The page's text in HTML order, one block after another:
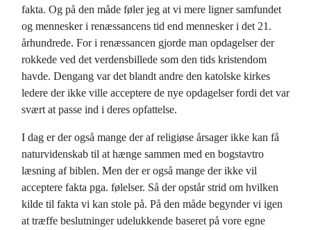
fakta. Og på den måde føler jeg at vi mere ligner samfundet
og mennesker i renæssancens tid end mennesker i det 21.
århundrede. For i renæssancen gjorde man opdagelser der
rokkede ved det verdensbillede som den tids kristendom
havde. Dengang var det blandt andre den katolske kirkes
ledere der ikke ville acceptere de nye opdagelser fordi det var
svært at passe ind i deres opfattelse.
I dag er der også mange der af religiøse årsager ikke kan få
naturvidenskab til at hænge sammen med en bogstavtro
læsning af biblen. Men der er også mange der ikke vil
acceptere fakta pga. følelser. Så der opstår strid om hvilken
kilde til fakta vi kan stole på. På den måde begynder vi igen
at træffe beslutninger udelukkende baseret på vore egne